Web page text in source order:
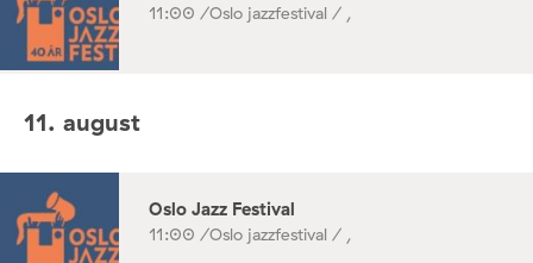
11:00 /Oslo jazzfestival / ,
11. august
Oslo Jazz Festival
11:00 /Oslo jazzfestival / ,